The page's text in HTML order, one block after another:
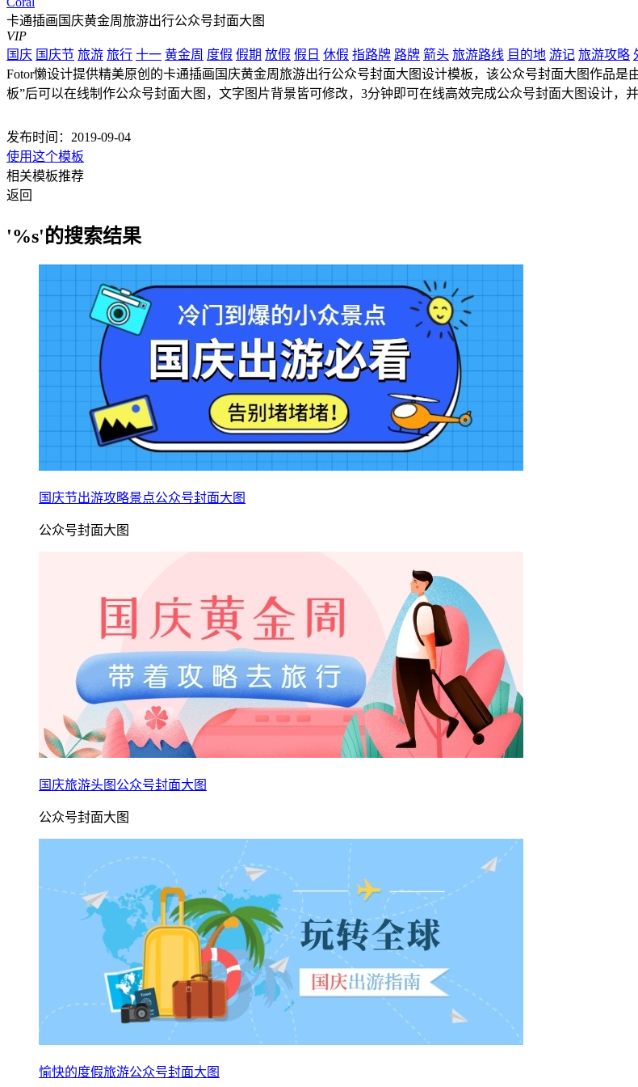
卡通插画国庆黄金周旅游出行公众号封面大图
VIP
国庆 国庆节 旅游 旅行 十一 黄金周 度假 假期 放假 假日 休假 指路牌 路牌 箭头 旅游路线 目的地 游记 旅游攻略
Fotor懒设计提供精美原创的卡通插画国庆黄金周旅游出行公众号封面大图设计模板，该公众号封面大图作品是
板”后可以在线制作公众号封面大图，文字图片背景皆可修改，3分钟即可在线高效完成公众号封面大图设计，
发布时间：2019-09-04
使用这个模板
相关模板推荐
返回
'%s'的搜索结果
国庆节出游攻略景点公众号封面大图
公众号封面大图
国庆旅游头图公众号封面大图
公众号封面大图
愉快的度假旅游公众号封面大图